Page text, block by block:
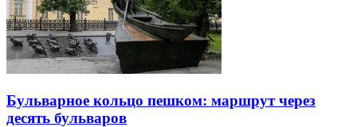
Бульварное кольцо пешком: маршрут через
десять бульваров